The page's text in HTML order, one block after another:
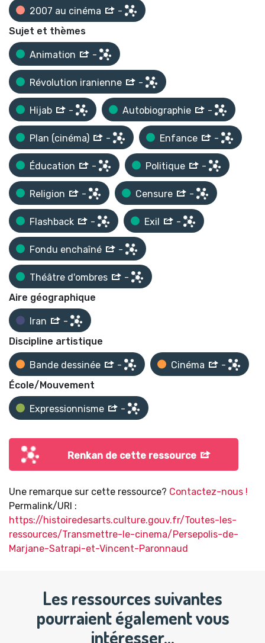
2007 au cinéma
-
Sujet et thèmes
Animation -
Révolution iranienne -
Hijab - Autobiographie -
Plan (cinéma) - Enfance -
Éducation - Politique -
Religion - Censure -
Flashback - Exil -
Fondu enchaîné -
Théâtre d'ombres
-
Aire géographique
Iran
-
Discipline artistique
Bande dessinée - Cinéma
-
École/Mouvement
Expressionnisme -
Renkan de cette ressource
Une remarque sur cette ressource? Contactez-nous !
Permalink/URI :
https://histoiredesarts.culture.gouv.fr/Toutes-les-
ressources/Transmettre-le-cinema/Persepolis-de-
Marjane-Satrapi-et-Vincent-Paronnaud
Les ressources suivantes
pourraient également vous
intéresser…